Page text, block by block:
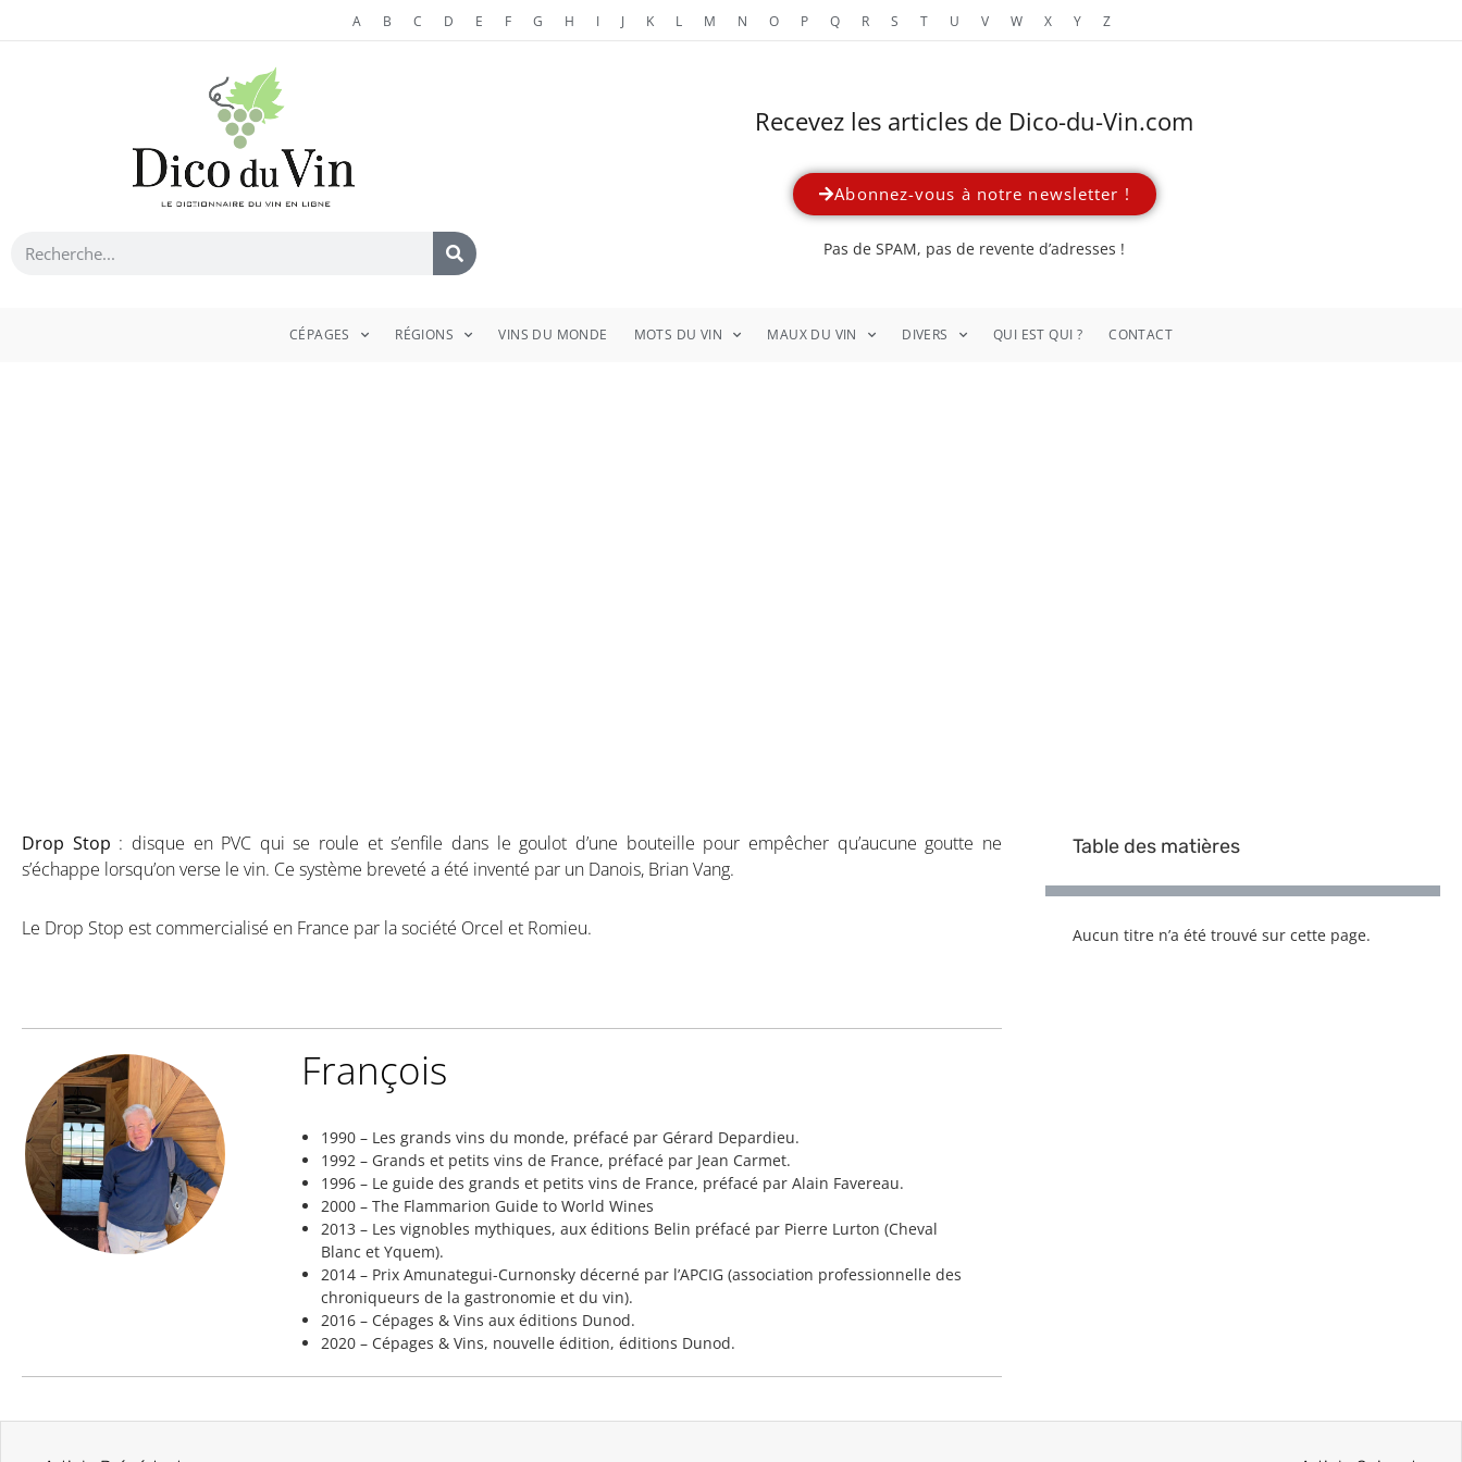
A B C D E F G H I J K L M N O P Q R S T U V W X Y Z
Recevez les articles de Dico-du-Vin.com
Abonnez-vous à notre newsletter !
Pas de SPAM, pas de revente d’adresses !
CÉPAGES RÉGIONS VINS DU MONDE MOTS DU VIN MAUX DU VIN DIVERS QUI EST QUI ? CONTACT
Drop Stop : disque en PVC qui se roule et s’enfile dans le goulot d’une bouteille pour empêcher qu’aucune goutte ne
s’échappe lorsqu’on verse le vin. Ce système breveté a été inventé par un Danois, Brian Vang.
Le Drop Stop est commercialisé en France par la société Orcel et Romieu.
François
1990 – Les grands vins du monde, préfacé par Gérard Depardieu.
1992 – Grands et petits vins de France, préfacé par Jean Carmet.
1996 – Le guide des grands et petits vins de France, préfacé par Alain Favereau.
2000 – The Flammarion Guide to World Wines
2013 – Les vignobles mythiques, aux éditions Belin préfacé par Pierre Lurton (Cheval
Blanc et Yquem).
2014 – Prix Amunategui-Curnonsky décerné par l’APCIG (association professionnelle des
chroniqueurs de la gastronomie et du vin).
2016 – Cépages & Vins aux éditions Dunod.
2020 – Cépages & Vins, nouvelle édition, éditions Dunod.
Table des matières
Aucun titre n’a été trouvé sur cette page.